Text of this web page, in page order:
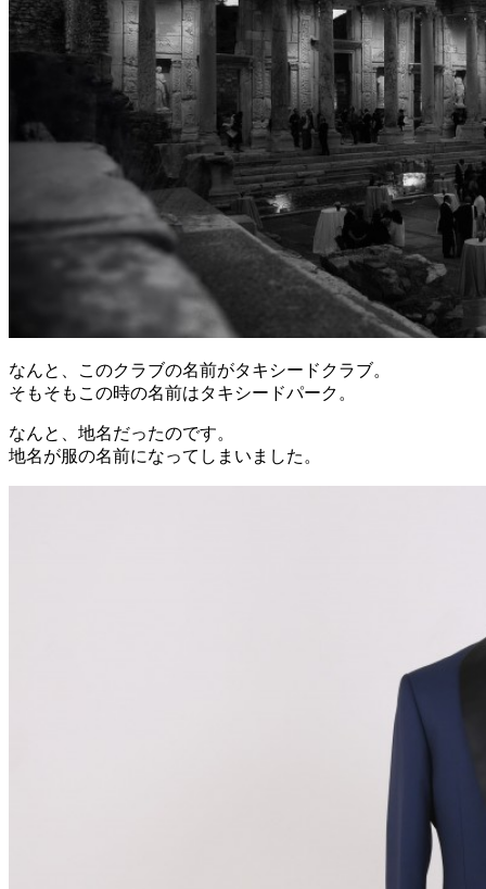
なんと、このクラブの名前がタキシードクラブ。
そもそもこの時の名前はタキシードパーク。
なんと、地名だったのです。
地名が服の名前になってしまいました。